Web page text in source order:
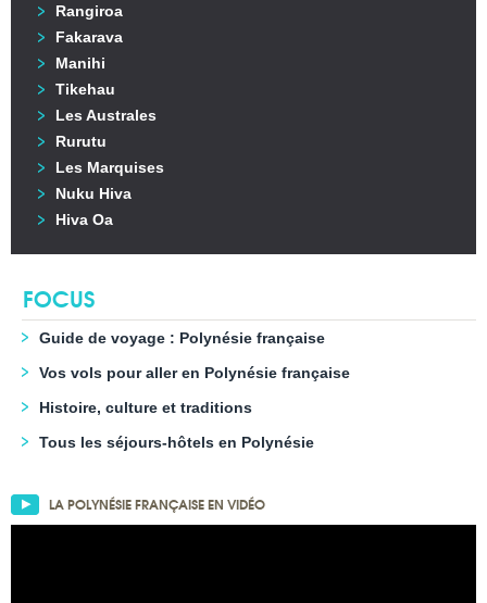
Rangiroa
Fakarava
Manihi
Tikehau
Les Australes
Rurutu
Les Marquises
Nuku Hiva
Hiva Oa
FOCUS
Guide de voyage : Polynésie française
Vos vols pour aller en Polynésie française
Histoire, culture et traditions
Tous les séjours-hôtels en Polynésie
LA POLYNÉSIE FRANÇAISE EN VIDÉO